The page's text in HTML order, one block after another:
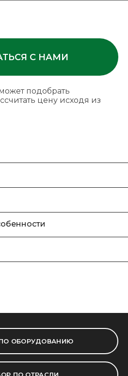
С НАМИ
подобрать
цену исходя из
ОБОРУДОВАНИЮ